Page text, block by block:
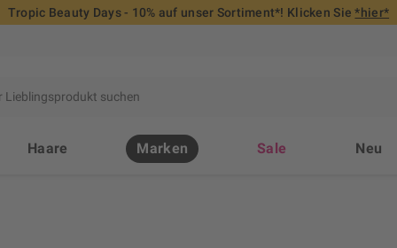
Tropic Beauty Days - 10% auf unser Sortiment*! Klicken Sie*hier*
Haare Marken Sale Neu